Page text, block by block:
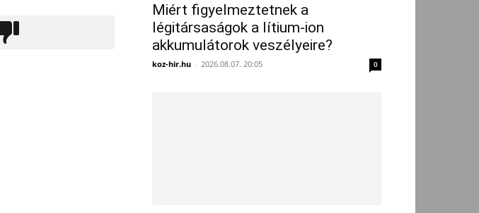
Miért figyelmeztetnek a
légitársaságok a lítium-ion
akkumulátorok veszélyeire?
koz-hir.hu - 2026.08.07. 20:05 0